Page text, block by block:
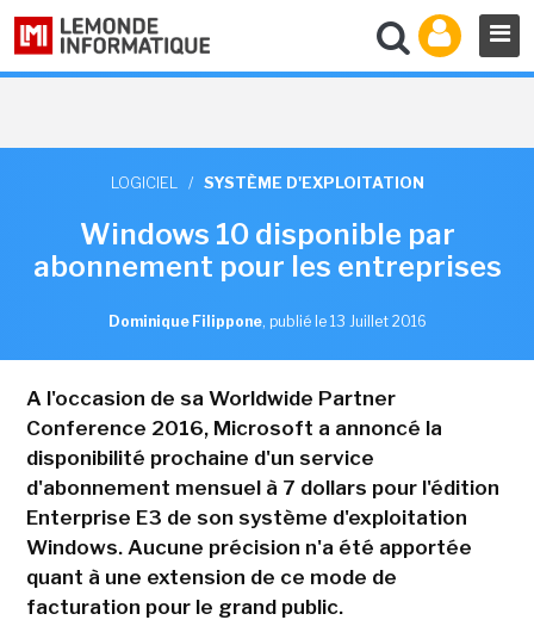
LOGICIEL / SYSTÈME D'EXPLOITATION
Windows 10 disponible par
abonnement pour les entreprises
Dominique Filippone, publié le 13 Juillet 2016
A l'occasion de sa Worldwide Partner
Conference 2016, Microsoft a annoncé la
disponibilité prochaine d'un service
d'abonnement mensuel à 7 dollars pour l'édition
Enterprise E3 de son système d'exploitation
Windows. Aucune précision n'a été apportée
quant à une extension de ce mode de
facturation pour le grand public.